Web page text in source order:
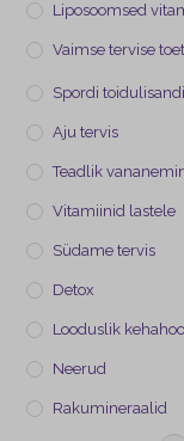
Liposoomsed
Vaimse tervise
Spordi
Aju tervis
Teadlik
Vitamiinid lastele
Südame tervis
Detox
Looduslik
Neerud
Rakumineraalid